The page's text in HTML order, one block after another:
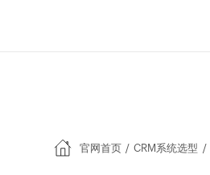
官网首页 / CRM系统选型 /